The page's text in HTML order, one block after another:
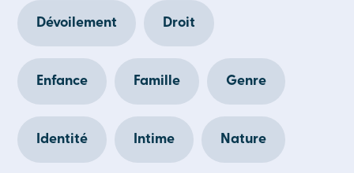
Dévoilement Droit
Enfance Famille Genre
Identité Intime Nature